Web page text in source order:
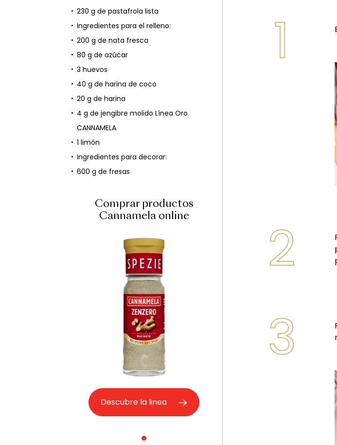
230 g de pastafrola lista
Ingredientes para el relleno:
200 g de nata fresca
80 g de azúcar
3 huevos
40 g de harina de coco
20 g de harina
4 g de jengibre molido Línea Oro
CANNAMELA
1 limón
Ingredientes para decorar:
600 g de fresas
Comprar productos
Cannamela online
Descubre la linea
1
2
3